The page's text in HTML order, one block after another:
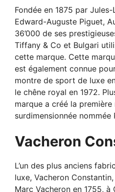
Fondée en 1875 par
Edward-Auguste Piguet,
36’000 de ses
Tiffany & Co et Bulgari
cette marque. Cette
est également connue
montre de sport de luxe
le chêne royal en 1972.
marque a créé la première
surdimensionnée nommée
Vacheron
L’un des plus anciens
luxe, Vacheron
Marc Vacheron en 1755, à